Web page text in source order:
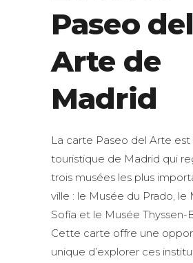
Paseo del
Arte de
Madrid
La carte Paseo del Arte
touristique de Madrid qui
trois musées les plus
ville : le Musée du Prado, le
Sofía et le Musée Thyssen-
Cette carte offre une
unique d’explorer ces